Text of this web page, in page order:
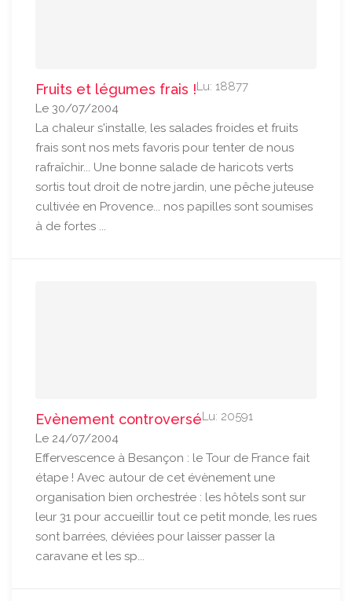
Fruits et légumes frais !Lu: 18877
Le 30/07/2004
La chaleur s'installe, les salades froides et fruits
frais sont nos mets favoris pour tenter de nous
rafraîchir... Une bonne salade de haricots verts
sortis tout droit de notre jardin, une pêche juteuse
cultivée en Provence... nos papilles sont soumises
à de fortes ...
Evènement controverséLu: 20591
Le 24/07/2004
Effervescence à Besançon : le Tour de France fait
étape ! Avec autour de cet évènement une
organisation bien orchestrée : les hôtels sont sur
leur 31 pour accueillir tout ce petit monde, les rues
sont barrées, déviées pour laisser passer la
caravane et les sp...